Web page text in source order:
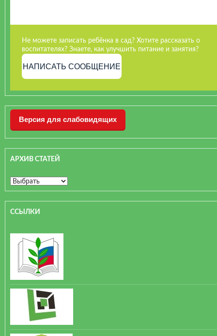
Не можете записать ребёнка в сад? Хотите рассказать о
воспитателях? Знаете, как улучшить питание и занятия?
НАПИСАТЬ СООБЩЕНИЕ
Версия для слабовидящих
АРХИВ СТАТЕЙ
ССЫЛКИ